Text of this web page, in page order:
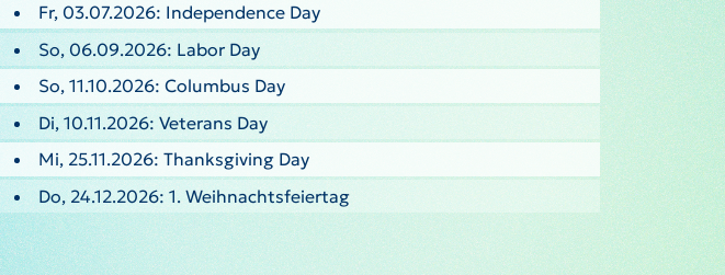
Fr, 03.07.2026: Independence Day
So, 06.09.2026: Labor Day
So, 11.10.2026: Columbus Day
Di, 10.11.2026: Veterans Day
Mi, 25.11.2026: Thanksgiving Day
Do, 24.12.2026: 1. Weihnachtsfeiertag